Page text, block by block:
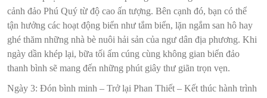
cảnh đảo Phú Quý từ độ cao ấn tượng. Bên cạnh đó, bạn có thể
tận hưởng các hoạt động biển như tắm biển, lặn ngắm san hô hay
ghé thăm những nhà bè nuôi hải sản của ngư dân địa phương. Khi
ngày dần khép lại, bữa tối ấm cúng cùng không gian biển đảo
thanh bình sẽ mang đến những phút giây thư giãn trọn vẹn.
Ngày 3: Đón bình minh – Trở lại Phan Thiết – Kết thúc hành trình